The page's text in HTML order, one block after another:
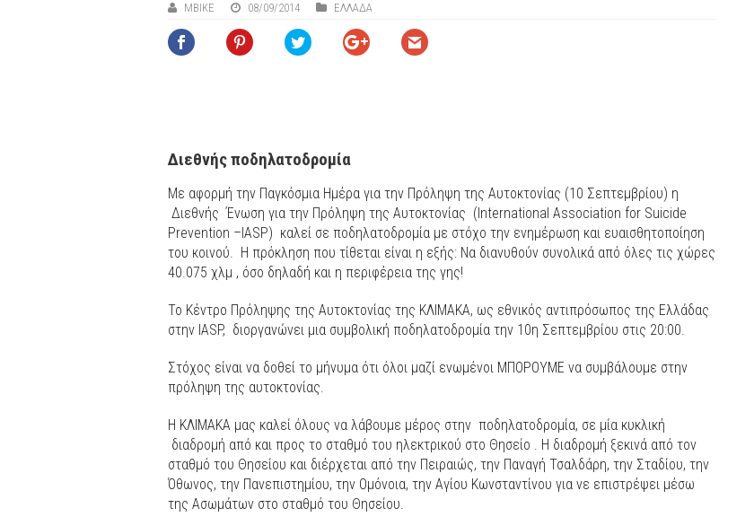
ΜΒIKE 08/09/2014 ΕΛΛΑΔΑ
Διεθνής ποδηλατοδρομία
Με αφορμή την Παγκόσμια Ημέρα για την Πρόληψη της Αυτοκτονίας (10 Σεπτεμβρίου) η
Διεθνής Ένωση για την Πρόληψη της Αυτοκτονίας (International Association for Suicide
Prevention –IASP) καλεί σε ποδηλατοδρομία με στόχο την ενημέρωση και ευαισθητοποίηση
του κοινού. Η πρόκληση που τίθεται είναι η εξής: Να διανυθούν συνολικά από όλες τις χώρες
40.075 χλμ , όσο δηλαδή και η περιφέρεια της γης!
Το Κέντρο Πρόληψης της Αυτοκτονίας της ΚΛΙΜΑΚΑ, ως εθνικός αντιπρόσωπος της Ελλάδας
στην IASP, διοργανώνει μια συμβολική ποδηλατοδρομία την 10η Σεπτεμβρίου στις 20:00.
Στόχος είναι να δοθεί το μήνυμα ότι όλοι μαζί ενωμένοι ΜΠΟΡΟΥΜΕ να συμβάλουμε στην
πρόληψη της αυτοκτονίας.
Η ΚΛΙΜΑΚΑ μας καλεί όλους να λάβουμε μέρος στην ποδηλατοδρομία, σε μία κυκλική
διαδρομή από και προς το σταθμό του ηλεκτρικού στο Θησείο . Η διαδρομή ξεκινά από τον
σταθμό του Θησείου και διέρχεται από την Πειραιώς, την Παναγή Τσαλδάρη, την Σταδίου, την
Όθωνος, την Πανεπιστημίου, την Ομόνοια, την Αγίου Κωνσταντίνου για νε επιστρέψει μέσω
της Ασωμάτων στο σταθμό του Θησείου.